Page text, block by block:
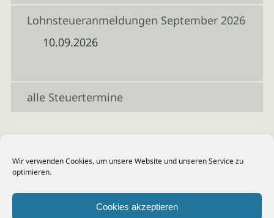
Wir verwenden Cookies, um unsere Website und unseren Service zu
optimieren.
Cookies akzeptieren
Lohnsteueranmeldungen September 2026
10.09.2026
alle Steuertermine